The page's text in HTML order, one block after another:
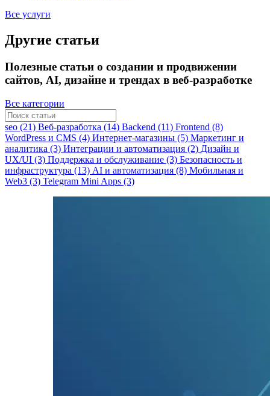
Все услуги
Другие статьи
Полезные статьи о создании и продвижении
сайтов, AI, дизайне и трендах в веб-разработке
Все категории
seo (21) Веб-разработка (14) Backend (11) Frontend (8)
WordPress и CMS (4) Интернет-магазины (5) Маркетинг и
аналитика (3) Интеграции и автоматизация (2) Дизайн и
UX/UI (3) Поддержка и обслуживание (3) Безопасность и
инфраструктура (13) AI и автоматизация (8) Мобильная и
Web3 (3) Telegram Mini Apps (3)